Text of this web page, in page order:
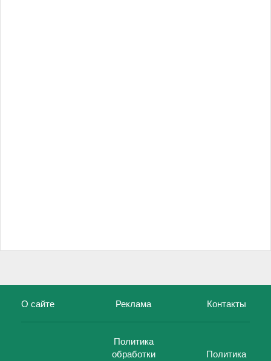
О сайте Реклама Контакты
Политика
обработки
Политика